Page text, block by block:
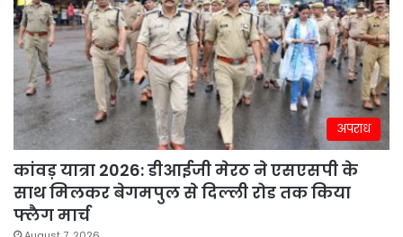
अपराध
कांवड़ यात्रा 2026: डीआईजी मेरठ ने एसएसपी के
साथ मिलकर बेगमपुल से दिल्ली रोड तक किया
फ्लैग मार्च